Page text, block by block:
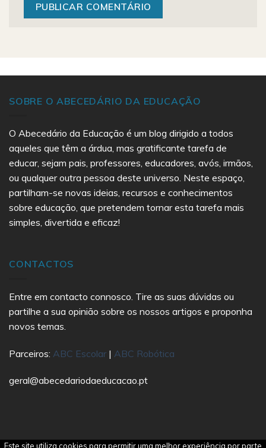
SOBRE O ABECEDÁRIO DA EDUCAÇÃO
O Abecedário da Educação é um blog dirigido a todos
aqueles que têm a árdua, mas gratificante tarefa de
educar, sejam pais, professores, educadores, avós, irmãos,
ou qualquer outra pessoa deste universo. Neste espaço,
partilham-se novas ideias, recursos e conhecimentos
sobre educação, que pretendem tornar esta tarefa mais
simples, divertida e eficaz!
CONTACTOS
Entre em contacto connosco. Tire as suas dúvidas ou
partilhe a sua opinião sobre os nossos artigos e proponha
novos temas.
Parceiros: ABC Escolar | ABC Robótica
geral@abecedariodaeducacao.pt
Este site utiliza cookies para permitir uma melhor experiência por parte